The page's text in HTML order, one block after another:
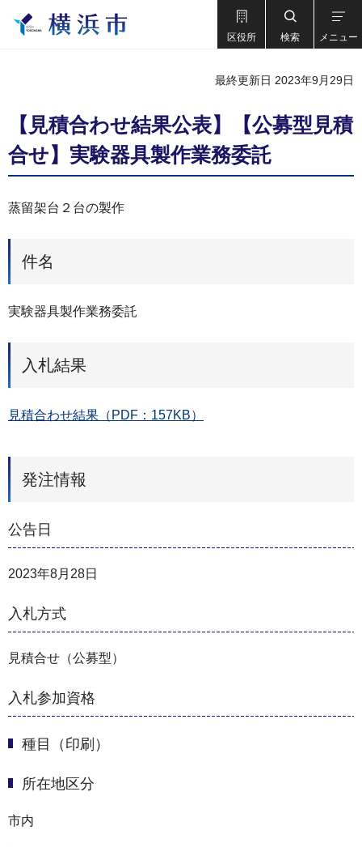
区役所 検索 メニュー
最終更新日 2023年9月29日
【見積合わせ結果公表】【公募型⾒積
合せ】実験器具製作業務委託
蒸留架台２台の製作
件名
実験器具製作業務委託
入札結果
見積合わせ結果（PDF：157KB）
発注情報
公告日
2023年8月28日
入札方式
見積合せ（公募型）
入札参加資格
種目（印刷）
所在地区分
市内